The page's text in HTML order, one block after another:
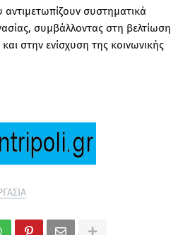
συστηματικά
συμβάλλοντας στη βελτίωση
στην ενίσχυση της κοινωνικής